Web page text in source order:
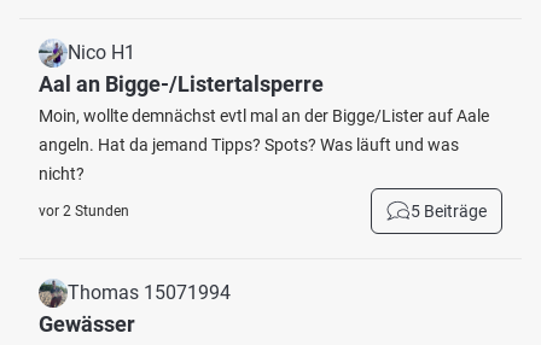
Nico H1
Aal an Bigge-/Listertalsperre
Moin, wollte demnächst evtl mal an der Bigge/Lister auf Aale
angeln. Hat da jemand Tipps? Spots? Was läuft und was
nicht?
vor 2 Stunden 5 Beiträge
Thomas 15071994
Gewässer